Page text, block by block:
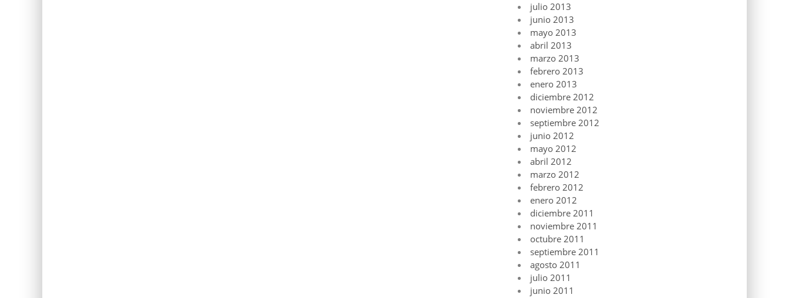
julio 2013
junio 2013
mayo 2013
abril 2013
marzo 2013
febrero 2013
enero 2013
diciembre 2012
noviembre 2012
septiembre 2012
junio 2012
mayo 2012
abril 2012
marzo 2012
febrero 2012
enero 2012
diciembre 2011
noviembre 2011
octubre 2011
septiembre 2011
agosto 2011
julio 2011
junio 2011